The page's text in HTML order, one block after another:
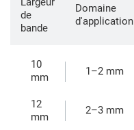
de
bande
Domaine
d'application
10
mm
1–2 mm
12
mm
2–3 mm